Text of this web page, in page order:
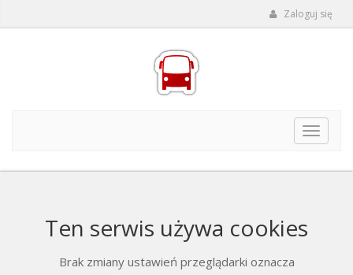
Zaloguj się
Toggle
Ten serwis używa cookies
Brak zmiany ustawień przeglądarki oznacza